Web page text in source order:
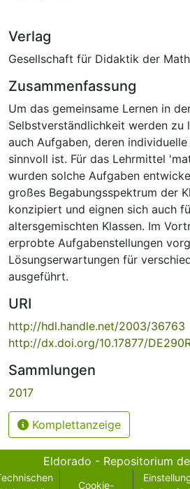
Verlag
Gesellschaft für Didaktik der
Zusammenfassung
Um das gemeinsame Lernen in
Selbstverständlichkeit werden zu
auch Aufgaben, deren
sinnvoll ist. Für das Lehrmittel
wurden solche Aufgaben
großes Begabungsspektrum der
konzipiert und eignen sich auch
altersgemischten Klassen. Im
erprobte Aufgabenstellungen
Lösungserwartungen für
ausgeführt.
URI
http://hdl.handle.net/2003/36763
http://dx.doi.org/10.17877/
Sammlungen
2017
Komplettanzeige
Eldorado - Repositorium
Cookie-